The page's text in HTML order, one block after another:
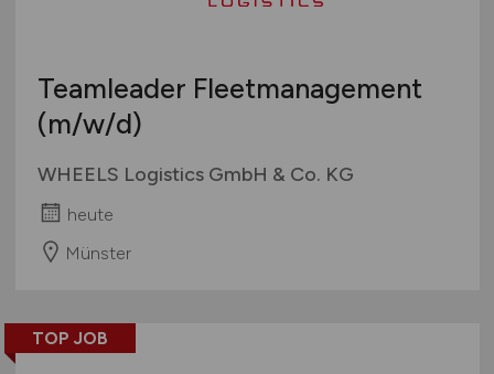
Teamleader Fleetmanagement
(m/w/d)
WHEELS Logistics GmbH & Co. KG
heute
Münster
TOP JOB